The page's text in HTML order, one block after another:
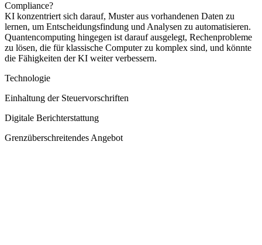
Compliance?
KI konzentriert sich darauf, Muster aus vorhandenen Daten zu
lernen, um Entscheidungsfindung und Analysen zu automatisieren.
Quantencomputing hingegen ist darauf ausgelegt, Rechenprobleme
zu lösen, die für klassische Computer zu komplex sind, und könnte
die Fähigkeiten der KI weiter verbessern.
Technologie
Einhaltung der Steuervorschriften
Digitale Berichterstattung
Grenzüberschreitendes Angebot